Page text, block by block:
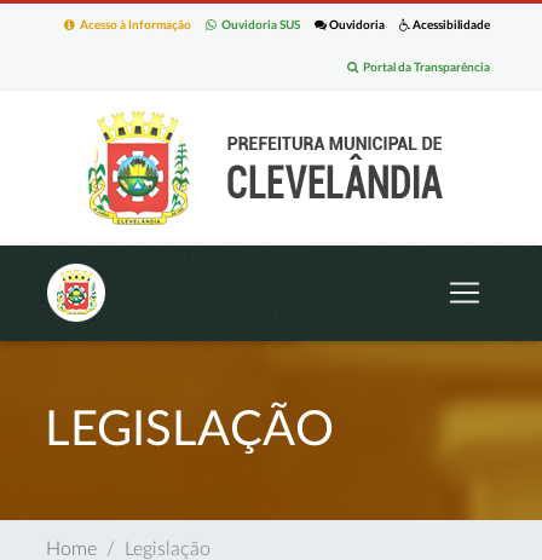
Acessibilidade
Ouvidoria
Ouvidoria SUS
Acesso à Informação
Portal da Transparência
LEGISLAÇÃO
Home Legislação